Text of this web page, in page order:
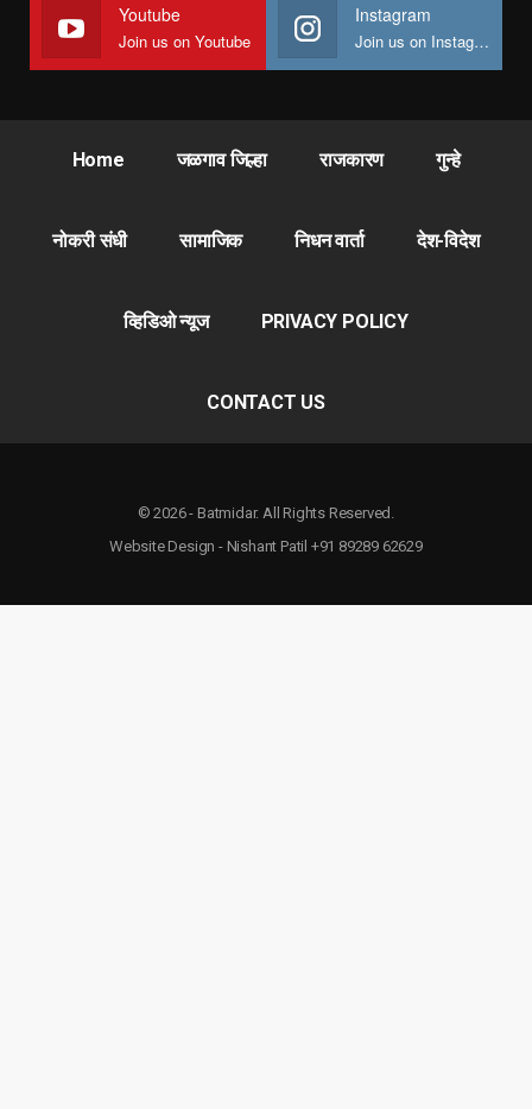
Youtube
Join us on Youtube
Instagram
Join us on Instagram
Home जळगाव जिल्हा राजकारण गुन्हे
नोकरी संधी सामाजिक निधन वार्ता देश-विदेश
व्हिडिओ न्यूज PRIVACY POLICY
CONTACT US
© 2026 - Batmidar. All Rights Reserved.
Website Design - Nishant Patil +91 89289 62629